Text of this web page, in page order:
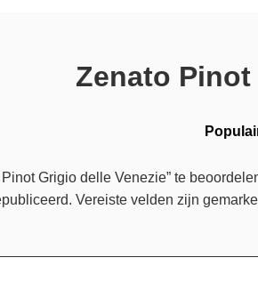
Zenato
Grigio delle Venezie” te
Vereiste velden zijn